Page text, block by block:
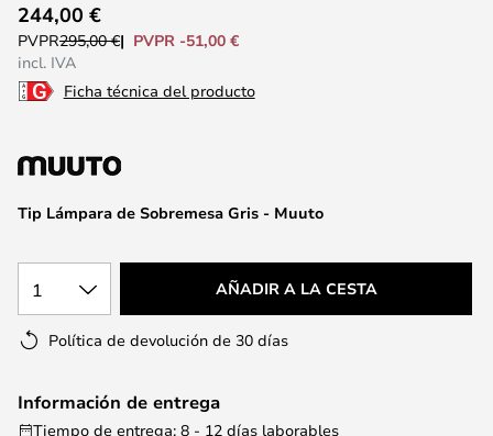
comienzo
de
de
Tip Lámpara de Sobremesa Gris - Muuto
244,00 €
PVPR295,00 €
PVPR -51,00 €
incl. IVA
Ficha técnica del producto
1 AÑADIR A LA CESTA
Política de devolución de 30 días
Información de entrega
Tiempo de entrega: 8 - 12 días laborables